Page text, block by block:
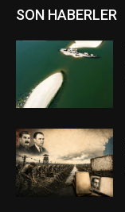
SON HABERLER